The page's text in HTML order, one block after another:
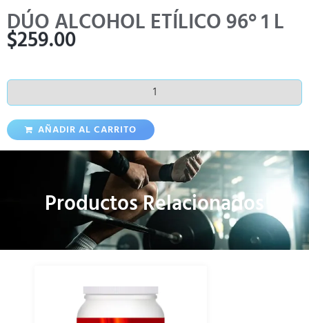
DÚO ALCOHOL ETÍLICO 96° 1 L
$259.00
AÑADIR AL CARRITO
Productos Relacionados